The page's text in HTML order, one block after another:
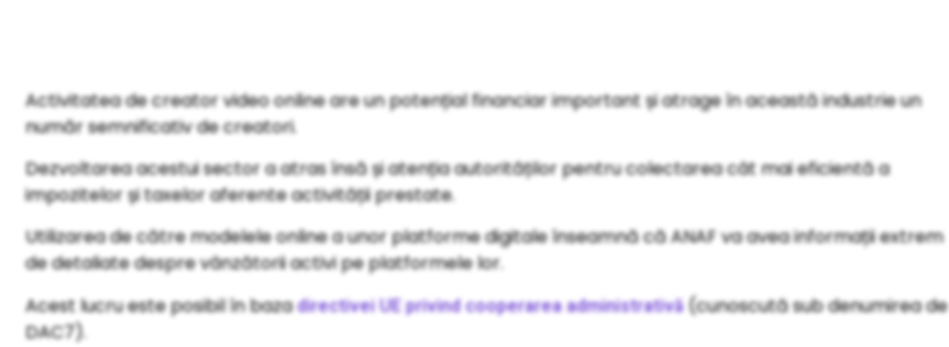
Activitatea de creator video online are un potențial financiar important și atrage în această industrie un
număr semnificativ de creatori.
Dezvoltarea acestui sector a atras însă și atenția autorităților pentru colectarea cât mai eficientă a
impozitelor și taxelor aferente activității prestate.
Utilizarea de către modelele online a unor platforme digitale înseamnă că ANAF va avea informații extrem
de detaliate despre vânzătorii activi pe platformele lor.
Acest lucru este posibil în bazadirectivei UE privind cooperarea administrativă(cunoscută sub denumirea de
DAC7).